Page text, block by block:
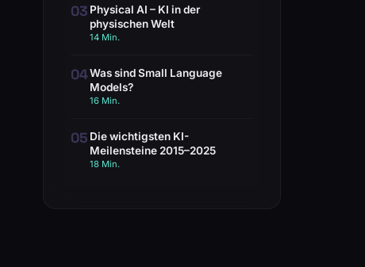
03 Physical AI – KI in der
physischen Welt
14 Min.
04Was sind Small Language
Models?
16 Min.
05 Die wichtigsten KI-
Meilensteine 2015–2025
18 Min.